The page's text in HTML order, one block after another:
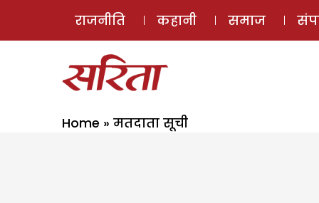
राजनीति कहानी समाज
Home » मतदाता सूची